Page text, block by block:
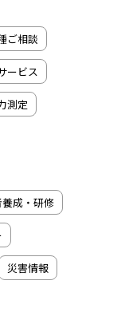
ご相談
ービス
測定
成・研修
災害情報